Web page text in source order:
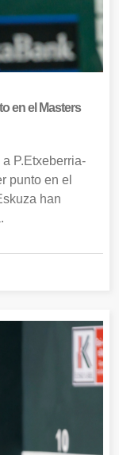
en el Masters
P.Etxeberria-
punto en el
han